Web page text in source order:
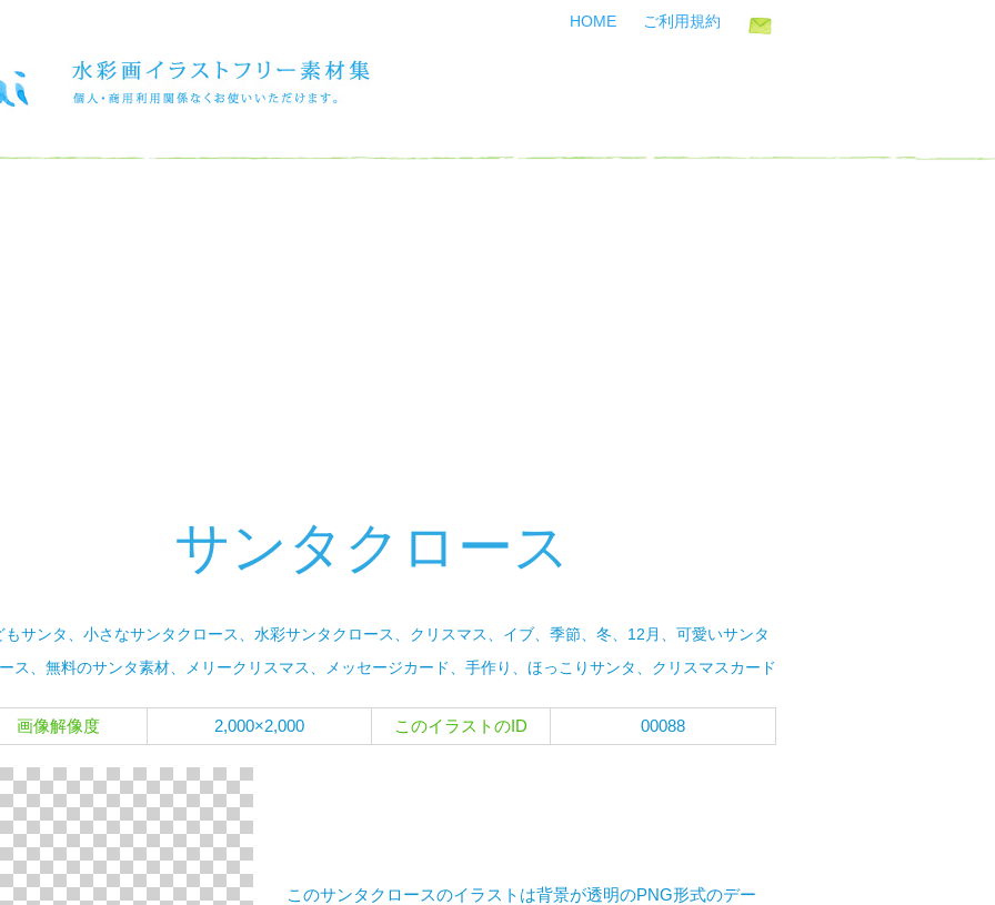
HOME ご利用規約
サンタクロース
もサンタ、小さなサンタクロース、水彩サンタクロース、クリスマス、イブ、季節、冬、12月、可愛いサンタ
ス、無料のサンタ素材、メリークリスマス、メッセージカード、手作り、ほっこりサンタ、クリスマスカード
画像解像度 2,000×2,000 このイラストのID 00088
このサンタクロースのイラストは背景が透明のPNG形式のデー